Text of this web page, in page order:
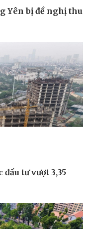
khoán
phê
Yên bị đề nghị thu
tư vượt 3,35